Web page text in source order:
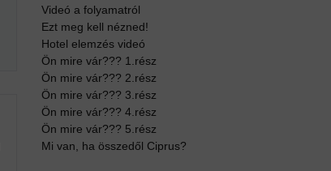
Videó a folyamatról
Ezt meg kell nézned!
Hotel elemzés videó
Ön mire vár??? 1.rész
Ön mire vár??? 2.rész
Ön mire vár??? 3.rész
Ön mire vár??? 4.rész
Ön mire vár??? 5.rész
Mi van, ha összedől Ciprus?